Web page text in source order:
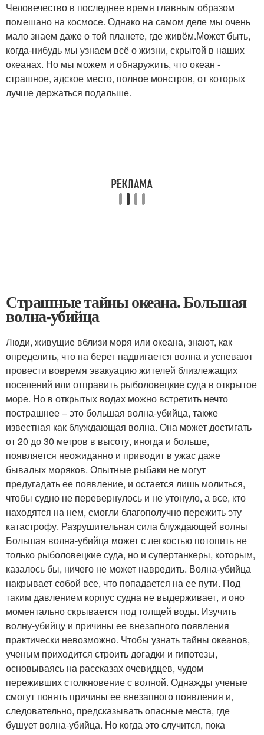
Человечество в последнее время главным образом
помешано на космосе. Однако на самом деле мы очень
мало знаем даже о той планете, где живём.Может быть,
когда-нибудь мы узнаем всё о жизни, скрытой в наших
океанах. Но мы можем и обнаружить, что океан -
страшное, адское место, полное монстров, от которых
лучше держаться подальше.
Страшные тайны океана. Большая
волна-убийца
Люди, живущие вблизи моря или океана, знают, как
определить, что на берег надвигается волна и успевают
провести вовремя эвакуацию жителей близлежащих
поселений или отправить рыболовецкие суда в открытое
море. Но в открытых водах можно встретить нечто
пострашнее – это большая волна-убийца, также
известная как блуждающая волна. Она может достигать
от 20 до 30 метров в высоту, иногда и больше,
появляется неожиданно и приводит в ужас даже
бывалых моряков. Опытные рыбаки не могут
предугадать ее появление, и остается лишь молиться,
чтобы судно не перевернулось и не утонуло, а все, кто
находятся на нем, смогли благополучно пережить эту
катастрофу. Разрушительная сила блуждающей волны
Большая волна-убийца может с легкостью потопить не
только рыболовецкие суда, но и супертанкеры, которым,
казалось бы, ничего не может навредить. Волна-убийца
накрывает собой все, что попадается на ее пути. Под
таким давлением корпус судна не выдерживает, и оно
моментально скрывается под толщей воды. Изучить
волну-убийцу и причины ее внезапного появления
практически невозможно. Чтобы узнать тайны океанов,
ученым приходится строить догадки и гипотезы,
основываясь на рассказах очевидцев, чудом
переживших столкновение с волной. Однажды ученые
смогут понять причины ее внезапного появления и,
следовательно, предсказывать опасные места, где
бушует волна-убийца. Но когда это случится, пока